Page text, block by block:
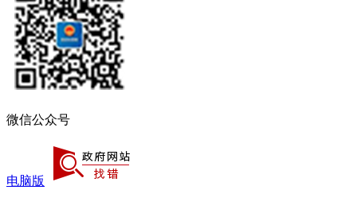
微信公众号
电脑版